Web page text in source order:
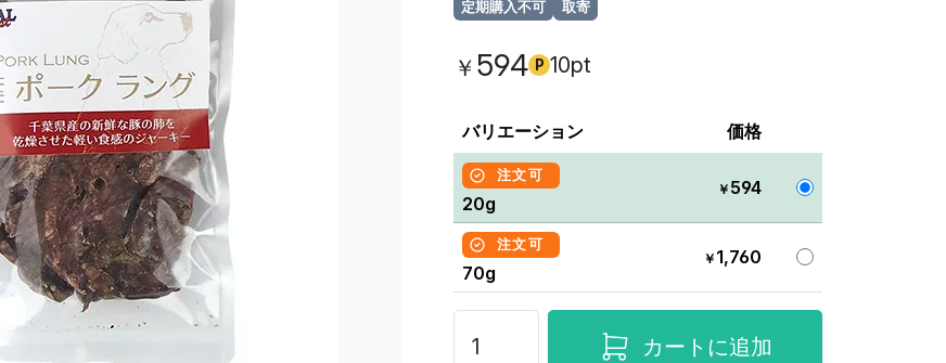
定期購入不可 取寄
￥ 594 P 10pt
バリエーション 価格
注文可
20g
￥ 594
注文可
70g
￥ 1,760
カートに追加